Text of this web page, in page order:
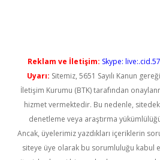
Reklam ve İletişim: Skype:
Uyarı: Sitemiz, 5651 Sayılı Kanun
İletişim Kurumu (BTK) tarafından
hizmet vermektedir. Bu nedenle,
denetleme veya araştırma
Ancak, üyelerimiz yazdıkları içeriklerin
siteye üye olarak bu sorumluluğu kabul